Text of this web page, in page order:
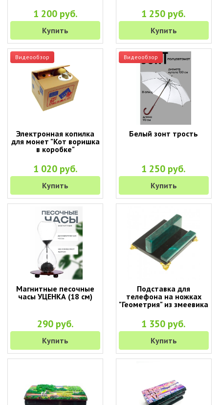
1 200 руб.
Купить
1 250 руб.
Купить
Видеообзор
Электронная копилка
для монет "Кот воришка
в коробке"
1 020 руб.
Купить
Видеообзор
Белый зонт трость
1 250 руб.
Купить
Магнитные песочные
часы УЦЕНКА (18 см)
290 руб.
Купить
Подставка для
телефона на ножках
"Геометрия" из змеевика
1 350 руб.
Купить